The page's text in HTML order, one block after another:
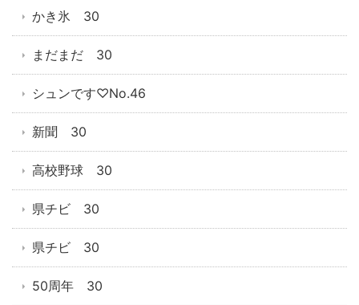
かき氷 30
まだまだ 30
シュンです♡No.46
新聞 30
高校野球 30
県チビ 30
県チビ 30
50周年 30